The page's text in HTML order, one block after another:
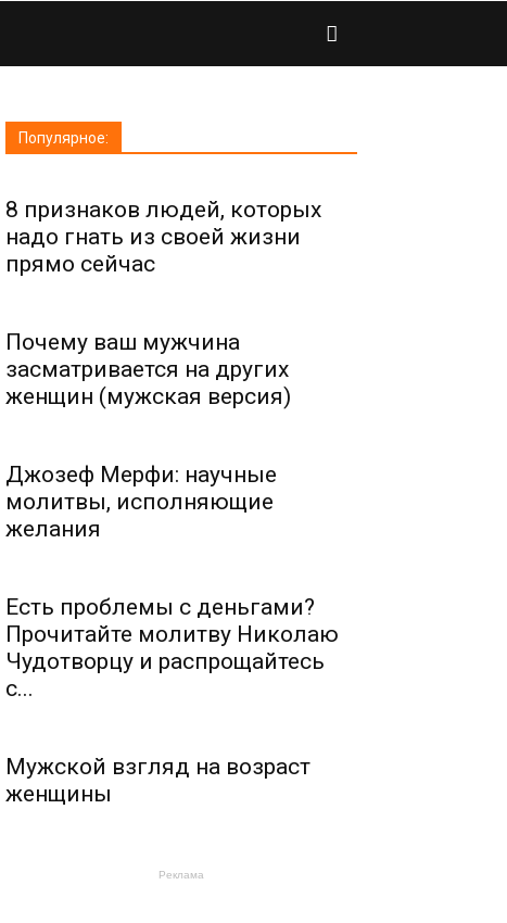
Популярное:
8 признаков людей, которых
надо гнать из своей жизни
прямо сейчас
Почему ваш мужчина
засматривается на других
женщин (мужская версия)
Джозеф Мерфи: научные
молитвы, исполняющие
желания
Есть проблемы с деньгами?
Прочитайте молитву Николаю
Чудотворцу и распрощайтесь
с...
Мужской взгляд на возраст
женщины
Реклама